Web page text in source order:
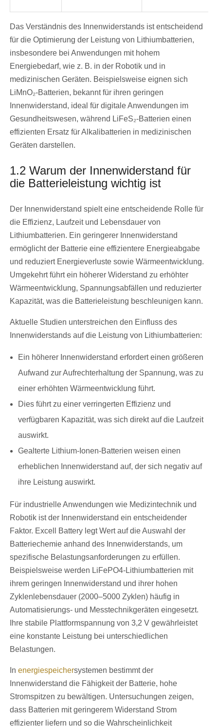
Das Verständnis des Innenwiderstands ist entscheidend
für die Optimierung der Leistung von Lithiumbatterien,
insbesondere bei Anwendungen mit hohem
Energiebedarf, wie z. B. in der Robotik und in
medizinischen Geräten. Beispielsweise eignen sich
LiMnO₂-Batterien, bekannt für ihren geringen
Innenwiderstand, ideal für digitale Anwendungen im
Gesundheitswesen, während LiFeS₂-Batterien einen
effizienten Ersatz für Alkalibatterien in medizinischen
Geräten darstellen.
1.2 Warum der Innenwiderstand für
die Batterieleistung wichtig ist
Der Innenwiderstand spielt eine entscheidende Rolle für
die Effizienz, Laufzeit und Lebensdauer von
Lithiumbatterien. Ein geringerer Innenwiderstand
ermöglicht der Batterie eine effizientere Energieabgabe
und reduziert Energieverluste sowie Wärmeentwicklung.
Umgekehrt führt ein höherer Widerstand zu erhöhter
Wärmeentwicklung, Spannungsabfällen und reduzierter
Kapazität, was die Batterieleistung beschleunigen kann.
Aktuelle Studien unterstreichen den Einfluss des
Innenwiderstands auf die Leistung von Lithiumbatterien:
Ein höherer Innenwiderstand erfordert einen größeren
Aufwand zur Aufrechterhaltung der Spannung, was zu
einer erhöhten Wärmeentwicklung führt.
Dies führt zu einer verringerten Effizienz und
verfügbaren Kapazität, was sich direkt auf die Laufzeit
auswirkt.
Gealterte Lithium-Ionen-Batterien weisen einen
erheblichen Innenwiderstand auf, der sich negativ auf
ihre Leistung auswirkt.
Für industrielle Anwendungen wie Medizintechnik und
Robotik ist der Innenwiderstand ein entscheidender
Faktor. Excell Battery legt Wert auf die Auswahl der
Batteriechemie anhand des Innenwiderstands, um
spezifische Belastungsanforderungen zu erfüllen.
Beispielsweise werden LiFePO4-Lithiumbatterien mit
ihrem geringen Innenwiderstand und ihrer hohen
Zyklenlebensdauer (2000–5000 Zyklen) häufig in
Automatisierungs- und Messtechnikgeräten eingesetzt.
Ihre stabile Plattformspannung von 3,2 V gewährleistet
eine konstante Leistung bei unterschiedlichen
Belastungen.
In energiespeichersystemen bestimmt der
Innenwiderstand die Fähigkeit der Batterie, hohe
Stromspitzen zu bewältigen. Untersuchungen zeigen,
dass Batterien mit geringerem Widerstand Strom
effizienter liefern und so die Wahrscheinlichkeit